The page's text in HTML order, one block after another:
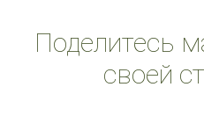
Поделитесь
своей